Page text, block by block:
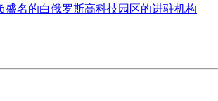
盛名的白俄罗斯高科技园区的进驻机构